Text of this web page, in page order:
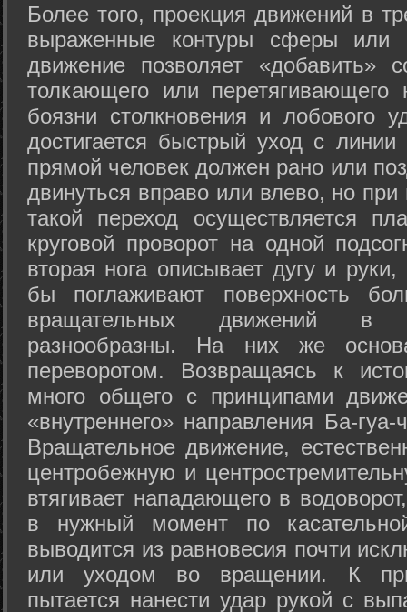
Более того, проекция движений в
выраженные контуры сферы или
движение позволяет «добавить»
толкающего или перетягивающего
боязни столкновения и лобового
достигается быстрый уход с
прямой человек должен рано или
двинуться вправо или влево, но
такой переход осуществляется
круговой проворот на одной
вторая нога описывает дугу и
бы поглаживают поверхность
вращательных движений в
разнообразны. На них же
переворотом. Возвращаясь к
много общего с принципами
«внутреннего» направления Ба-
Вращательное движение,
центробежную и
втягивает нападающего в
в нужный момент по
выводится из равновесия почти
или уходом во вращении. К
пытается нанести удар рукой с